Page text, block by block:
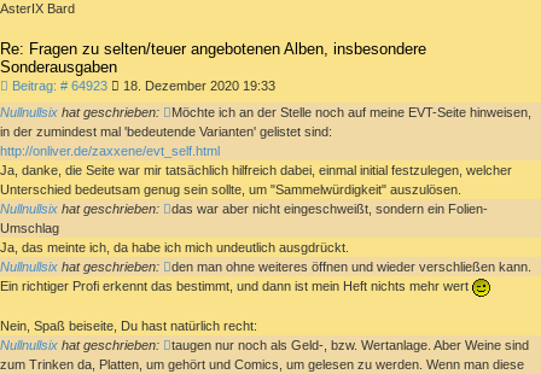
AsterIX Bard
Re: Fragen zu selten/teuer angebotenen Alben, insbesondere
Sonderausgaben
Beitrag: # 64923Beitrag
18. Dezember 2020 19:33
Nullnullsix hat geschrieben:
Möchte ich an der Stelle noch auf meine EVT-Seite hinweisen,
in der zumindest mal 'bedeutende Varianten' gelistet sind:
http://onliver.de/zaxxene/evt_self.html
Ja, danke, die Seite war mir tatsächlich hilfreich dabei, einmal initial festzulegen, welcher
Unterschied bedeutsam genug sein sollte, um "Sammelwürdigkeit" auszulösen.
Nullnullsix hat geschrieben:
das war aber nicht eingeschweißt, sondern ein Folien-
Umschlag
Ja, das meinte ich, da habe ich mich undeutlich ausgdrückt.
Nullnullsix hat geschrieben:
den man ohne weiteres öffnen und wieder verschließen kann.
Ein richtiger Profi erkennt das bestimmt, und dann ist mein Heft nichts mehr wert
Nein, Spaß beiseite, Du hast natürlich recht:
Nullnullsix hat geschrieben:
taugen nur noch als Geld-, bzw. Wertanlage. Aber Weine sind
zum Trinken da, Platten, um gehört und Comics, um gelesen zu werden. Wenn man diese